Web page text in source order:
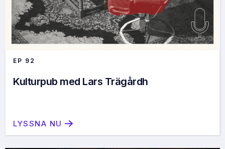
EP 92
Kulturpub med Lars Trägårdh
LYSSNA NU